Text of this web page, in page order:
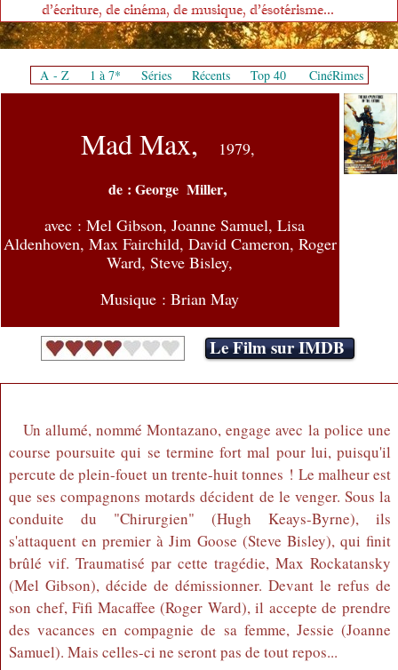
d'écriture, de cinéma, de musique, d'ésotérisme...
A - Z 1 à 7* Séries Récents Top 40 CinéRimes
Mad Max, 1979,
de : George Miller,
avec :Mel Gibson, Joanne Samuel, Lisa
Aldenhoven, Max Fairchild, David Cameron, Roger
Ward, Steve Bisley,
Musique : Brian May
Le Film sur IMDB
Un allumé, nommé Montazano, engage avec la police une
course poursuite qui se termine fort mal pour lui, puisqu'il
percute de plein-fouet un trente-huit tonnes ! Le malheur est
que ses compagnons motards décident de le venger. Sous la
conduite du "Chirurgien" (Hugh Keays-Byrne), ils
s'attaquent en premier à Jim Goose (Steve Bisley), qui finit
brûlé vif. Traumatisé par cette tragédie, Max Rockatansky
(Mel Gibson), décide de démissionner. Devant le refus de
son chef, Fifi Macaffee (Roger Ward), il accepte de prendre
des vacances en compagnie de sa femme, Jessie (Joanne
Samuel). Mais celles-ci ne seront pas de tout repos...